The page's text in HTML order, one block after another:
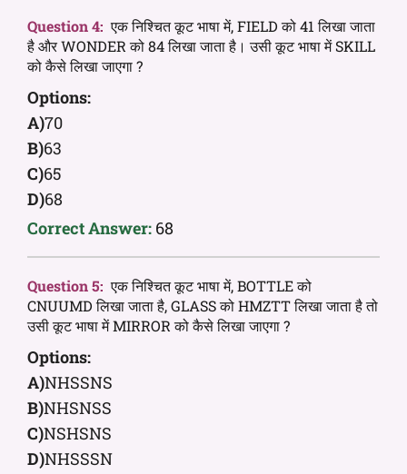
Question 4: एक निश्चित कूट भाषा में, FIELD को 41 लिखा जाता
है और WONDER को 84 लिखा जाता है। उसी कूट भाषा में SKILL
को कैसे लिखा जाएगा ?
Options:
A)70
B)63
C)65
D)68
Correct Answer: 68
Question 5: एक निश्चित कूट भाषा में, BOTTLE को
CNUUMD लिखा जाता है, GLASS को HMZTT लिखा जाता है तो
उसी कूट भाषा में MIRROR को कैसे लिखा जाएगा ?
Options:
A)NHSSNS
B)NHSNSS
C)NSHSNS
D)NHSSSN